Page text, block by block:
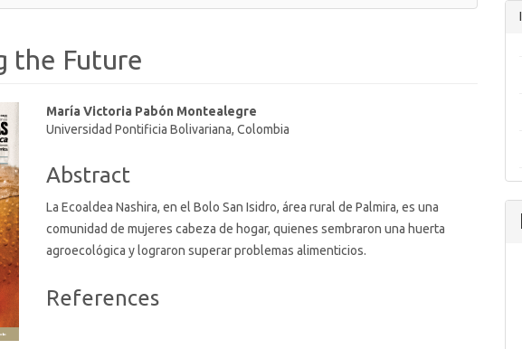
the Future
Main
Article
Content
María Victoria Pabón Montealegre
Universidad Pontificia Bolivariana, Colombia
Abstract
La Ecoaldea Nashira, en el Bolo San Isidro, área rural de Palmira, es una
comunidad de mujeres cabeza de hogar, quienes sembraron una huerta
agroecológica y lograron superar problemas alimenticios.
Article
References